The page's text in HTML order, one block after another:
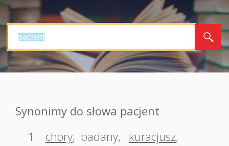
Synonimy do słowa pacjent
1.
chory, badany, kuracjusz,